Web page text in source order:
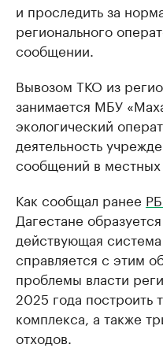
и проследить за
регионального
сообщении.
Вывозом ТКО из
занимается МБУ
экологический
деятельность
сообщений в
Как сообщал ранее
Дагестане
действующая
справляется с этим
проблемы власти
2025 года построить
комплекса, а также
отходов.